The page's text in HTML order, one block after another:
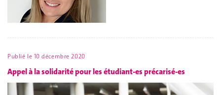
Publié le 10 décembre 2020
Appel à la solidarité pour les étudiant-es précarisé-es